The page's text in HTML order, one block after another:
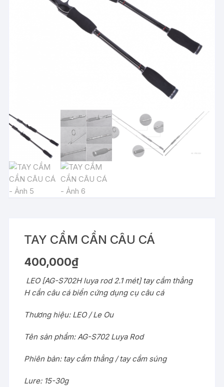
TAY CẦM CẦN CÂU CÁ
400,000₫
LEO [AG-S702H luya rod 2.1 mét] tay cầm thẳng
H cần câu cá biển cứng dụng cụ câu cá
Thương hiệu: LEO / Le Ou
Tên sản phẩm: AG-S702 Luya Rod
Phiên bản: tay cầm thẳng / tay cầm súng
Lure: 15-30g